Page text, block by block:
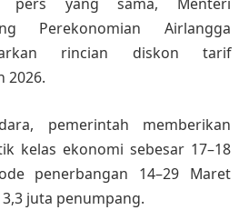
Perekonomian Airlangga
rincian diskon tarif
2026.
pemerintah memberikan
kelas ekonomi sebesar 17–18
penerbangan 14–29 Maret
juta penumpang.